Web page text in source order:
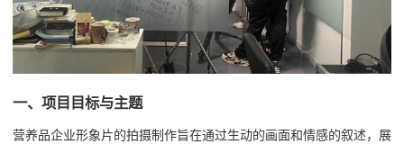
一、项目目标与主题
营养品企业形象片的拍摄制作旨在通过生动的画面和情感的叙述，展